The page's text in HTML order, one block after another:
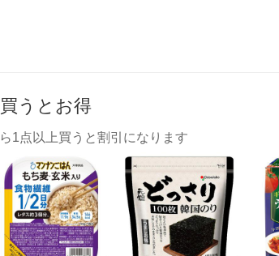
うとお得
1点以上買うと割引になります